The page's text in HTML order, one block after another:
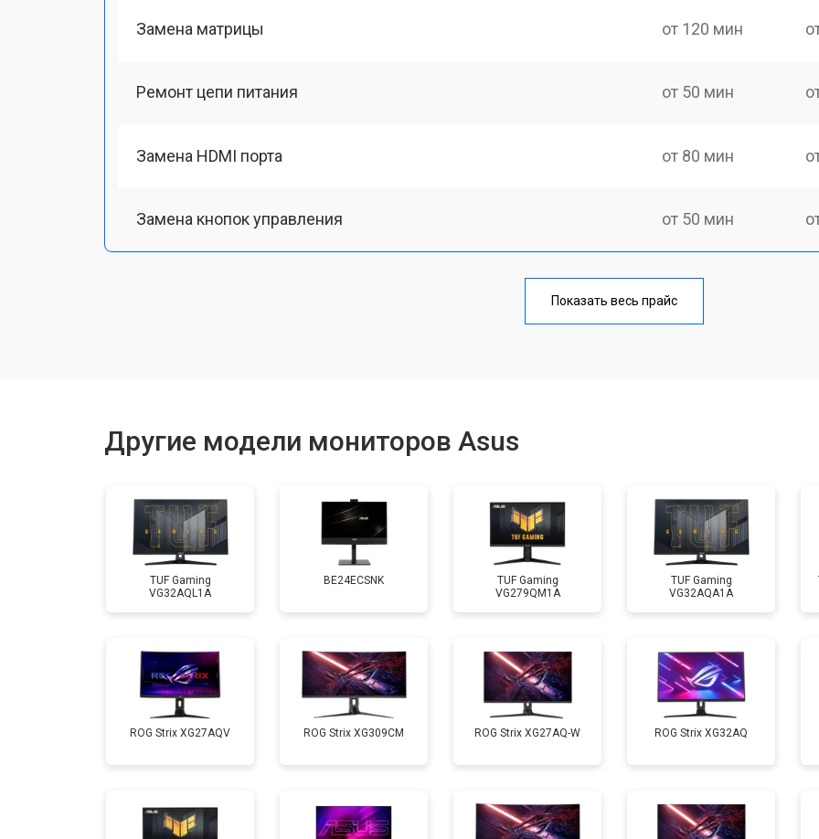
Замена матрицы от 120 мин
Ремонт цепи питания от 50 мин
Замена HDMI порта от 80 мин
Замена кнопок управления от 50 мин
от 80 мин
Показать весь прайс
Другие модели мониторов Asus
TUF Gaming
VG32AQL1A
BE24ECSNK
TUF Gaming
VG279QM1A
TUF Gaming
VG32AQA1A
ROG Strix XG27AQV ROG Strix XG309CM ROG Strix XG27AQ-W ROG Strix XG32AQ